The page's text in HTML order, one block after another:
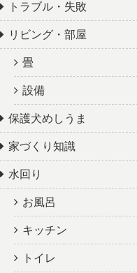
トラブル・失敗
リビング・部屋
畳
設備
保護犬めしうま
家づくり知識
水回り
お風呂
キッチン
トイレ